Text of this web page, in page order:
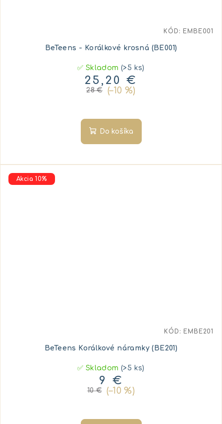
BeTeens - Korálkové krosná (BE001)
✅ Skladom(>5 ks)
25,20 €
28 € (–10 %)
Do košíka
KÓD: EMBE001
Akcia 10%
BeTeens Korálkové náramky (BE201)
✅ Skladom(>5 ks)
9 €
10 € (–10 %)
KÓD: EMBE201